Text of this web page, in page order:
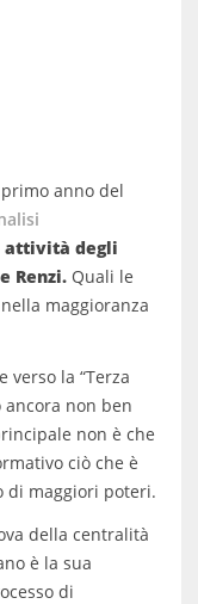
anno del
attività degli
Renzi.Quali le
maggioranza
verso la “Terza
ancora non ben
non è che
ciò che è
di maggiori poteri.
della centralità
è la sua
di